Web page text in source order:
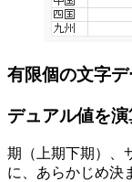
有限個の文字デ
デュアル値を
期（上期下期）、
に、あらかじめ決